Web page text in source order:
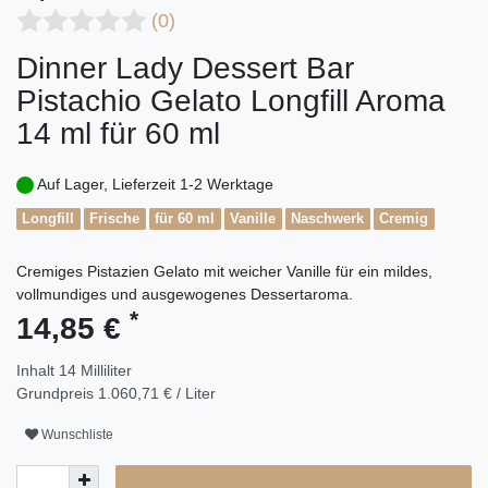
(0)
Dinner Lady Dessert Bar
Pistachio Gelato Longfill Aroma
14 ml für 60 ml
Auf Lager, Lieferzeit 1-2 Werktage
Longfill Frische für 60 ml Vanille Naschwerk Cremig
Cremiges Pistazien Gelato mit weicher Vanille für ein mildes,
vollmundiges und ausgewogenes Dessertaroma.
14,85 € *
Inhalt 14 Milliliter
Grundpreis 1.060,71 € / Liter
Wunschliste